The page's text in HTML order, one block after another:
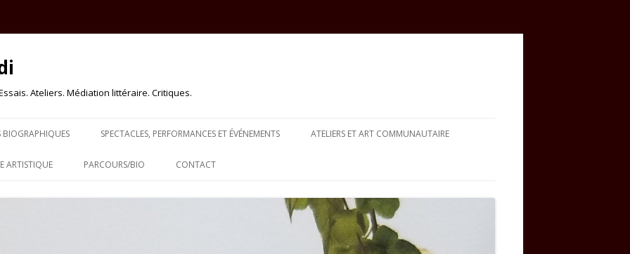
Ateliers. Médiation littéraire. Critiques.
BIOGRAPHIQUES SPECTACLES, PERFORMANCES ET ÉVÉNEMENTS ATELIERS ET ART COMMUNAUTAIRE
ARTISTIQUE PARCOURS/BIO CONTACT